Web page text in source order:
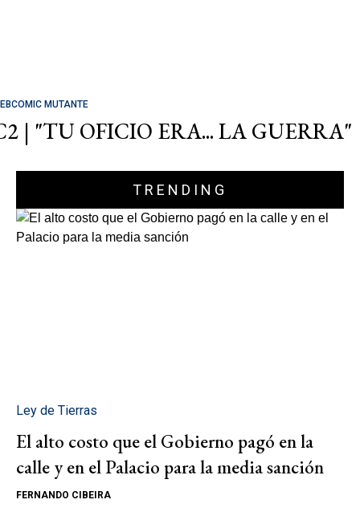
MUTANTE
| "TU OFICIO ERA... LA GUERRA"
TRENDING
Ley de Tierras
El alto costo que el Gobierno pagó en la
calle y en el Palacio para la media sanción
FERNANDO CIBEIRA